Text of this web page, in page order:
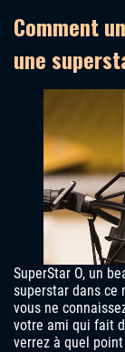
Comment
une
SuperStar O, un
superstar dans ce
vous ne
votre ami qui fait
verrez à quel